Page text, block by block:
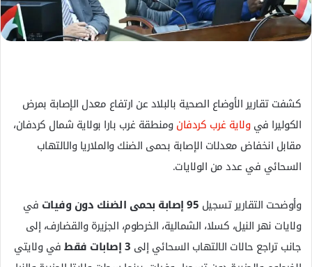
و
ن
ا
كشفت تقارير الأوضاع الصحية بالبلاد عن ارتفاع معدل الإصابة بمرض
الكوليرا فيولاية غرب كردفانومنطقة غرب بارا بولاية شمال كردفان،
مقابل انخفاض معدلات الإصابة بحمى الضنك والملاريا والالتهاب
السحائي في عدد من الولايات.
وأوضحت التقارير تسجيل 95 إصابة بحمى الضنك دون وفيات
في
ولايات نهر النيل، كسلا، الشمالية، الخرطوم، الجزيرة والقضارف، إلى
جانب تراجع حالات الالتهاب السحائي إلى 3 إصابات فقط
في ولايتي